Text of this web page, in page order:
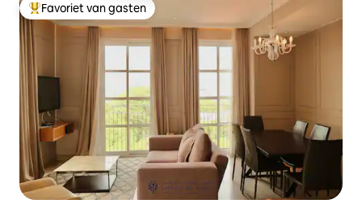
Topfavoriet van gasten
Favoriet van gasten